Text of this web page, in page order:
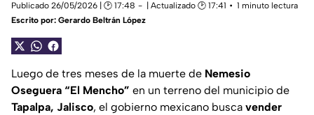
Publicado 26/05/2026 | 🕑 17:48 | Actualizado 🕑 17:41
1 minuto lectura
Escrito por: Gerardo Beltrán López
Luego de tres meses de la muerte de Nemesio
Oseguera “El Mencho” en un terreno del municipio de
Tapalpa, Jalisco, el gobierno mexicano busca vender